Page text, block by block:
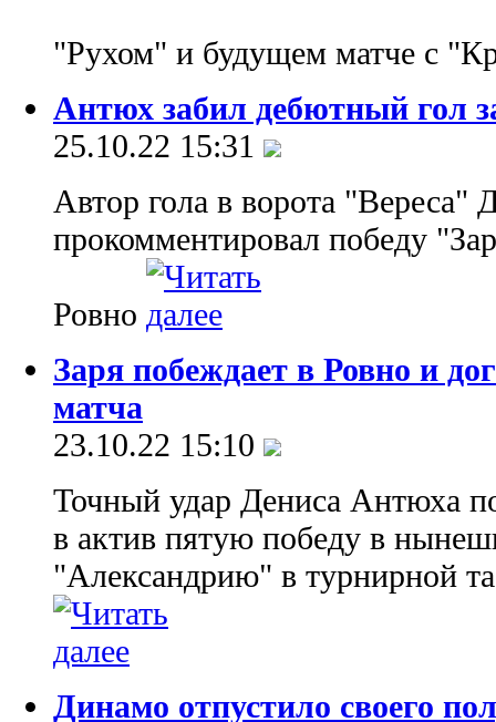
"Рухом" и будущем матче с
Антюх забил дебютный гол
25.10.22 15:31
Автор гола в ворота "Вереса"
прокомментировал победу
Ровно
Заря побеждает в Ровно и
матча
23.10.22 15:10
Точный удар Дениса Антюха
в актив пятую победу в
"Александрию" в турнирной
Динамо отпустило своего